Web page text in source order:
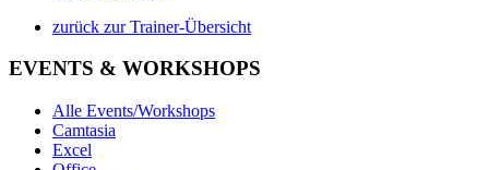
zurück zur Trainer-Übersicht
EVENTS & WORKSHOPS
Alle Events/Workshops
Camtasia
Excel